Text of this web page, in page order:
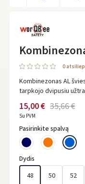
0
Kombinezonas AL
tarpkojo dvipusiu
35,66 €
15,00 €
Su PVM
Pasirinkite spalvą
Dydis
48
50 52